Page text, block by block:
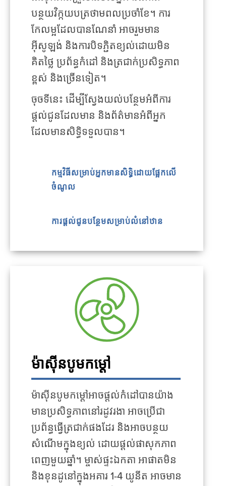
បន្ថយវិក្កយបត្រថាមពលប្រចាំខែ។ ការ
កែលម្អដែលបានណែនាំ អាចរួមមាន
អ៊ីសូឡង់ និងការបិទភ្ជិតខ្យល់ដោយមិន
គិតថ្លៃ ប្រព័ន្ធកំដៅ និងត្រជាក់ប្រសិទ្ធភាព
ខ្ពស់ និងច្រើនទៀត។
ចុចទីនេះ ដើម្បីស្វែងយល់បន្ថែមអំពីការ
ផ្តល់ជូនដែលមាន និងព័ត៌មានអំពីអ្នក
ដែលមានសិទ្ធិទទួលបាន។
កម្មវិធីសម្រាប់អ្នកមានសិទ្ធិដោយផ្អែកលើ
ចំណូល
ការផ្តល់ជូនបន្ថែមសម្រាប់លំនៅឋាន
ម៉ាស៊ីនបូមកម្ដៅ
ម៉ាស៊ីនបូមកម្ដៅអាចផ្តល់កំដៅបានយ៉ាង
មានប្រសិទ្ធភាពនៅរដូវរងា អាចប្រើជា
ប្រព័ន្ធធ្វើត្រជាក់ផងដែរ និងអាចបន្ថយ
សំណើមក្នុងខ្យល់ ដោយផ្តល់ផាសុកភាព
ពេញមួយឆ្នាំ។ ម្ចាស់ផ្ទះឯកតា អាផាតមិន
និងខុនដូនៅក្នុងអគារ 1-4 យូនីត អាចមាន